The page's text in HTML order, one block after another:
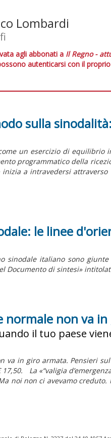
Lombardi
agli abbonati a Il Regno -
autenticarsi con il
sulla
un esercizio di
programmatico della
a intravedersi
le linee
sinodale italiano sono
Documento di sintesi»
normale non va
il tuo paese
va in giro armata. Pensieri
La «“valigia
noi non ci avevamo